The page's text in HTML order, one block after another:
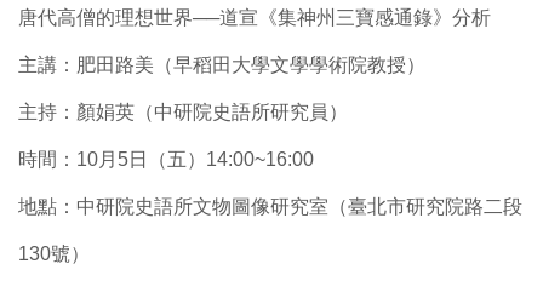
唐代高僧的理想世界──道宣《集神州三寶感通錄》分析
主講：肥田路美（早稻田大學文學學術院教授）
主持：顏娟英（中研院史語所研究員）
時間：10月5日（五）14:00~16:00
地點：中研院史語所文物圖像研究室（臺北市研究院路二段
130號）